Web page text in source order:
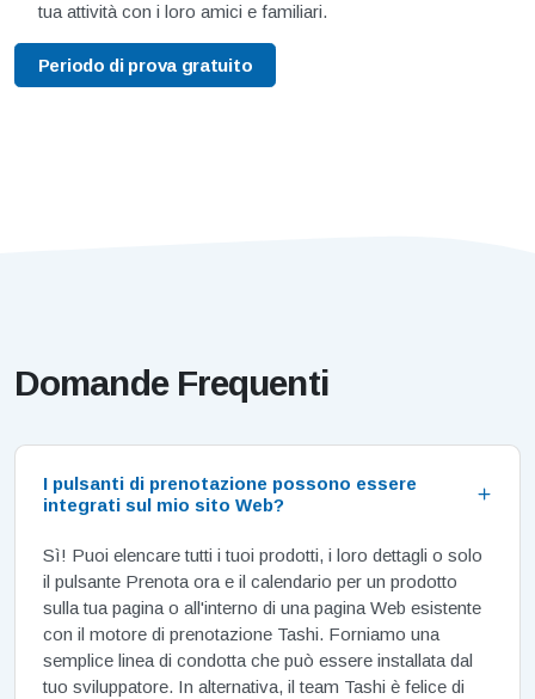
tua attività con i loro amici e familiari.
Periodo di prova gratuito
Domande Frequenti
I pulsanti di prenotazione possono essere
integrati sul mio sito Web?
Sì! Puoi elencare tutti i tuoi prodotti, i loro dettagli o solo
il pulsante Prenota ora e il calendario per un prodotto
sulla tua pagina o all'interno di una pagina Web esistente
con il motore di prenotazione Tashi. Forniamo una
semplice linea di condotta che può essere installata dal
tuo sviluppatore. In alternativa, il team Tashi è felice di